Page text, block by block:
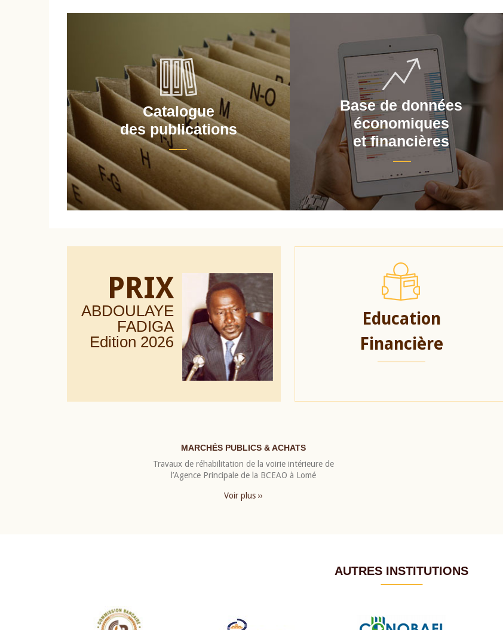
Catalogue
des publications
Base de données
économiques
et financières
PRIX
ABDOULAYE
FADIGA
Edition 2026
Education
Financière
MARCHÉS PUBLICS & ACHATS
Travaux de réhabilitation de la voirie intérieure de
l’Agence Principale de la BCEAO à Lomé
Voir plus ››
AUTRES INSTITUTIONS